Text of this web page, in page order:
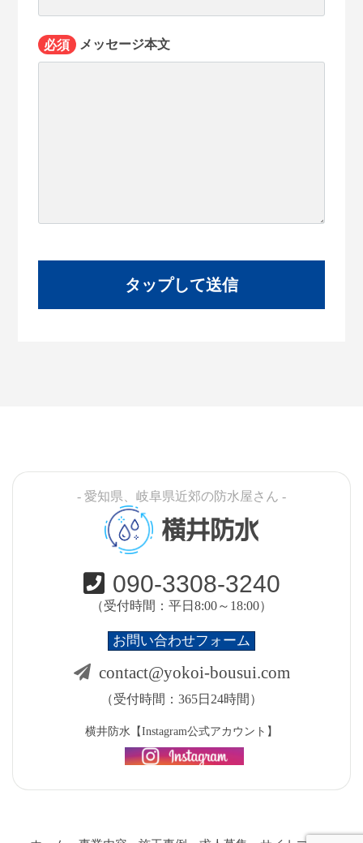
必須 メッセージ本文
- 愛知県、岐阜県近郊の防水屋さん -
横井防水
090-3308-3240
（受付時間：平日8:00～18:00）
お問い合わせフォーム
contact@yokoi-bousui.com
（受付時間：365日24時間）
横井防水【Instagram公式アカウント】